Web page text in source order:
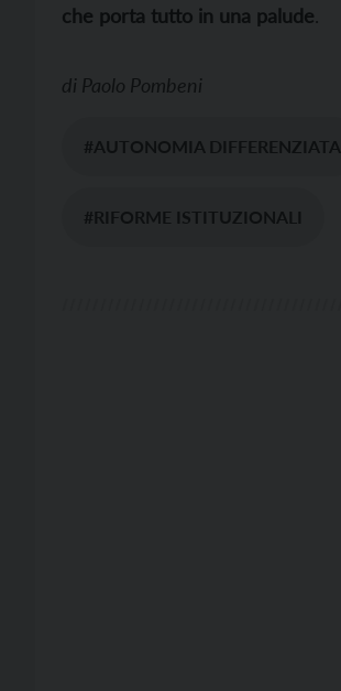
che porta tutto in una palude.
di Paolo Pombeni
#AUTONOMIA DIFFERENZIATA
#RIFORME ISTITUZIONALI